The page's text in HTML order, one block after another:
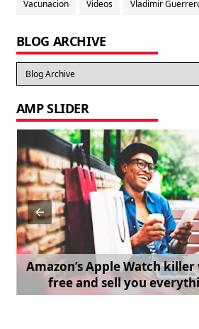
Vacunacion Videos Vladimir
BLOG ARCHIVE
AMP SLIDER
Amazon’s Apple Watch
free and sell you